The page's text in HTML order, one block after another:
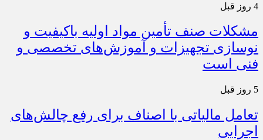
4 روز قبل
مشکلات صنف تأمین مواد اولیه باکیفیت و
نوسازی تجهیزات و آموزش‌های تخصصی و
فنی است
5 روز قبل
تعامل مالیاتی با اصناف برای رفع چالش‌های
اجرایی